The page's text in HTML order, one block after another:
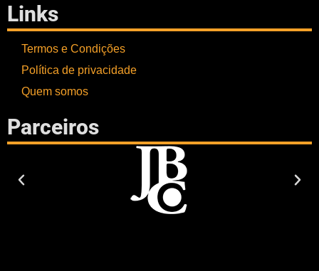
Links
Termos e Condições
Política de privacidade
Quem somos
Parceiros